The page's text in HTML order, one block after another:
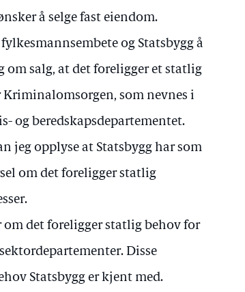
å selge fast eiendom.
og Statsbygg å
salg, at det foreligger et statlig
som nevnes i
og beredskapsdepartementet.
jeg opplyse at Statsbygg har som
om det foreligger statlig
om det foreligger statlig behov for
Disse
Statsbygg er kjent med.